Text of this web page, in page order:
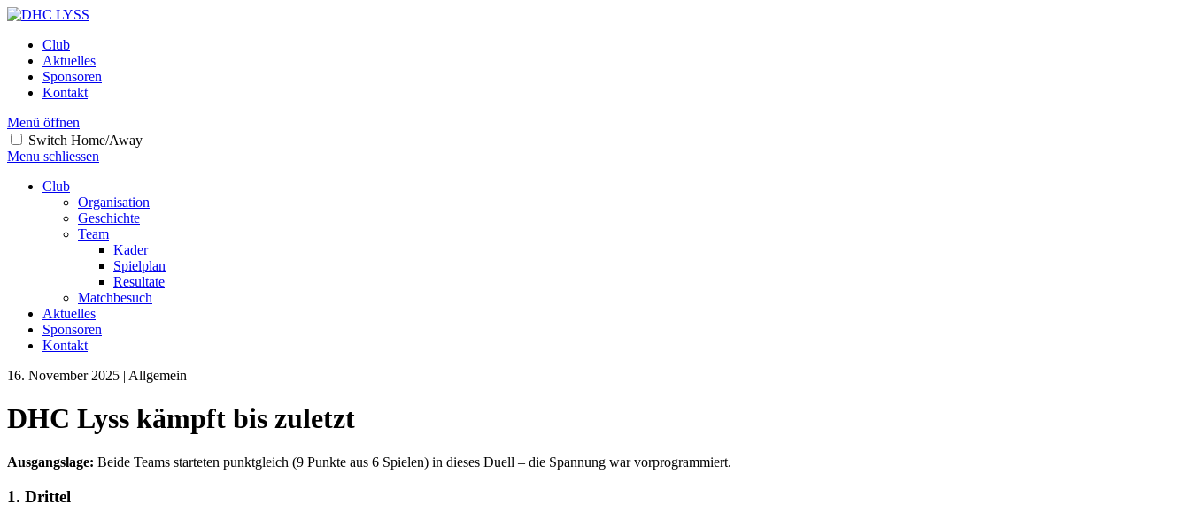
Club
Aktuelles
Sponsoren
Kontakt
Menü öffnen
Switch Home/Away
Menu schliessen
Club
Organisation
Geschichte
Team
Kader
Spielplan
Resultate
Matchbesuch
Aktuelles
Sponsoren
Kontakt
16. November 2025 | Allgemein
DHC Lyss kämpft bis zuletzt
Ausgangslage: Beide Teams starteten punktgleich (9 Punkte aus 6 Spielen) in dieses Duell – die Spannung war vorprogrammiert.
1. Drittel